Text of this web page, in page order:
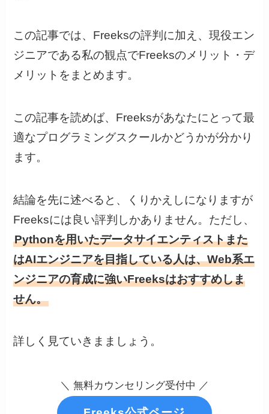
この記事では、Freeksの評判に加え、現役エン
ジニアである私の観点でFreeksのメリット・デ
メリットをまとめます。
この記事を読めば、Freeksがあなたにとって最
適なプログラミングスクールかどうかが分かり
ます。
結論を先に述べると、くりかえしになりますが
Freeksには良い評判しかありません。ただし、
Pythonを用いたデータサイエンティストまた
はAIエンジニアを目指している人は、Web系エ
ンジニアの育成に強いFreeksはおすすめしま
せん。
詳しく見ていきまましょう。
＼ 無料カウンセリング受付中 ／